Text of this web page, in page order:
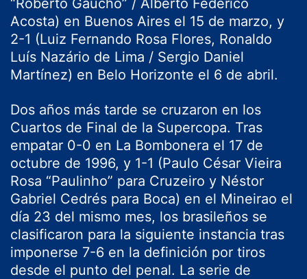
“Roberto Gaúcho” / Alberto Federico
Acosta) en Buenos Aires el 15 de marzo, y
2-1 (Luiz Fernando Rosa Flores, Ronaldo
Luís Nazário de Lima / Sergio Daniel
Martínez) en Belo Horizonte el 6 de abril.
Dos años más tarde se cruzaron en los
Cuartos de Final de la Supercopa. Tras
empatar 0-0 en La Bombonera el 17 de
octubre de 1996, y 1-1 (Paulo César Vieira
Rosa “Paulinho” para Cruzeiro y Néstor
Gabriel Cedrés para Boca) en el Mineirao el
día 23 del mismo mes, los brasileños se
clasificaron para la siguiente instancia tras
imponerse 7-6 en la definición por tiros
desde el punto del penal. La serie de